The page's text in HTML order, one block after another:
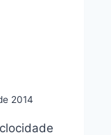
2014